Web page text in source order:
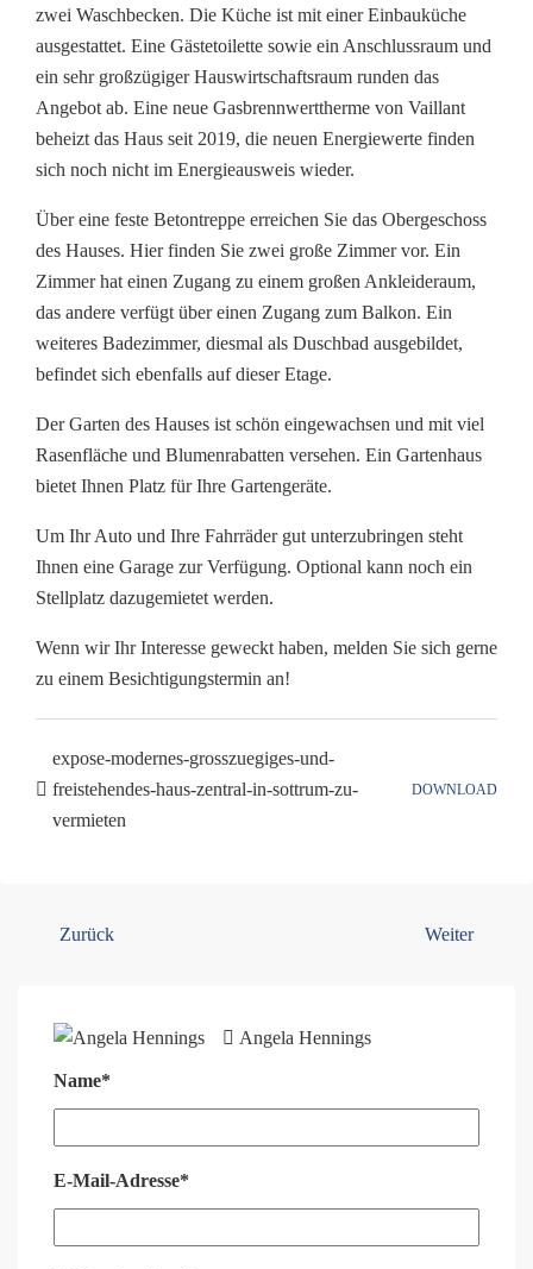
zwei Waschbecken. Die Küche ist mit einer Einbauküche
ausgestattet. Eine Gästetoilette sowie ein Anschlussraum und
ein sehr großzügiger Hauswirtschaftsraum runden das
Angebot ab. Eine neue Gasbrennwerttherme von Vaillant
beheizt das Haus seit 2019, die neuen Energiewerte finden
sich noch nicht im Energieausweis wieder.
Über eine feste Betontreppe erreichen Sie das Obergeschoss
des Hauses. Hier finden Sie zwei große Zimmer vor. Ein
Zimmer hat einen Zugang zu einem großen Ankleideraum,
das andere verfügt über einen Zugang zum Balkon. Ein
weiteres Badezimmer, diesmal als Duschbad ausgebildet,
befindet sich ebenfalls auf dieser Etage.
Der Garten des Hauses ist schön eingewachsen und mit viel
Rasenfläche und Blumenrabatten versehen. Ein Gartenhaus
bietet Ihnen Platz für Ihre Gartengeräte.
Um Ihr Auto und Ihre Fahrräder gut unterzubringen steht
Ihnen eine Garage zur Verfügung. Optional kann noch ein
Stellplatz dazugemietet werden.
Wenn wir Ihr Interesse geweckt haben, melden Sie sich gerne
zu einem Besichtigungstermin an!
expose-modernes-grosszuegiges-und-
freistehendes-haus-zentral-in-sottrum-zu-
vermieten
DOWNLOAD
Zurück Weiter
Angela Hennings
Name*
E-Mail-Adresse*